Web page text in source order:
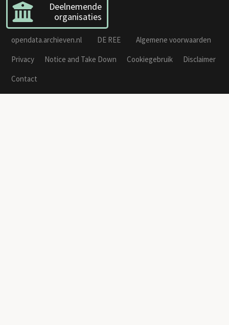
Deelnemende
organisaties
opendata.archieven.nl DE REE
Algemene voorwaarden
Privacy
Notice and Take Down Cookiegebruik
Disclaimer
Contact